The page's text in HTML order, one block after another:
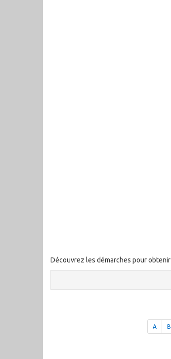
Découvrez les démarches pour obtenir
A B